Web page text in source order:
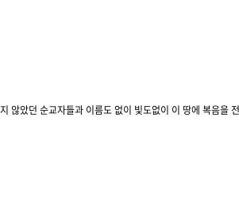
았던 순교자들과 이름도 없이 빛도없이 이 땅에 복음